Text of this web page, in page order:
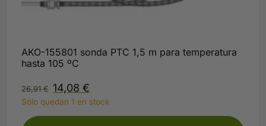
AKO-155801 sonda PTC 1,5 m para temperatura
hasta 105 ºC
26,91€ 14,08 €
Sólo quedan 1 en stock